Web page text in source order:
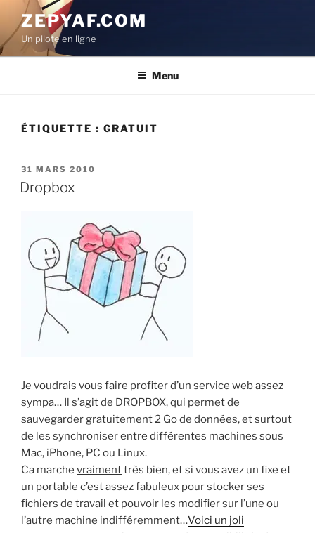
contenu
principal
ZEPYAF.COM
Un pilote en ligne
Menu
ÉTIQUETTE : GRATUIT
PUBLIÉ
LE
31 MARS 2010
Dropbox
Je voudrais vous faire profiter d’un service web assez
sympa… Il s’agit de DROPBOX, qui permet de
sauvegarder gratuitement 2 Go de données, et surtout
de les synchroniser entre différentes machines sous
Mac, iPhone, PC ou Linux.
Ca marche vraimenttrès bien, et si vous avez un fixe et
un portable c’est assez fabuleux pour stocker ses
fichiers de travail et pouvoir les modifier sur l’une ou
l’autre machine indifféremment…Voici un joli